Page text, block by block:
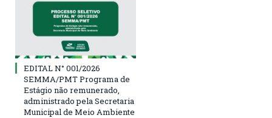
EDITAL N° 001/2026
SEMMA/PMT Programa de
Estágio não remunerado,
administrado pela Secretaria
Municipal de Meio Ambiente